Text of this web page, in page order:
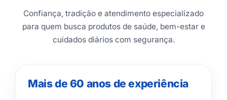
Confiança, tradição e atendimento especializado
para quem busca produtos de saúde, bem-estar e
cuidados diários com segurança.
Mais de 60 anos de experiência